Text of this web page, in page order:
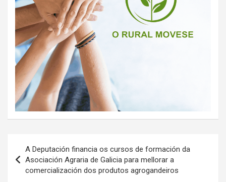
de
entradas
A Deputación financia os cursos de formación da
Asociación Agraria de Galicia para mellorar a
comercialización dos produtos agrogandeiros